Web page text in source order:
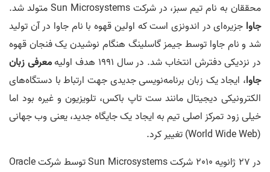
محققان به نام تیم سبز، در شرکت Sun Microsystems متولد شد.
جاوا جزیره‌ای در اندونزی است که اولین قهوه با نام جاوا در آن تولید
شد و نام جاوا توسط جیمز گاسلینگ هنگام نوشیدن یک فنجان قهوه
در نزدیکی دفترش انتخاب شد. در سال 1991 هدف اولیه
معرفی زبان
جاوا، ایجاد یک زبان برنامه‌نویسی جدیدی جهت ارتباط با دستگاه‌های
الکترونیکی دیجیتال مانند ست تاپ باکس، تلویزیون و غیره بود اما
خیلی زود تمرکز اصلی تیم به ایجاد یک جایگاه جدید، یعنی وب جهانی
(World Wide Web) تغییر کرد.
در 27 ژانویه 2010 شرکت Sun Microsystems توسط شرکت Oracle